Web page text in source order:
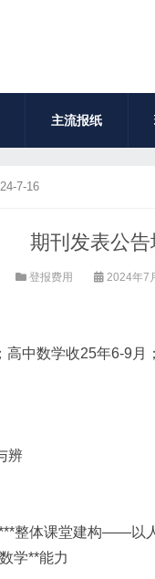
主流报纸
7-16
期刊发表公
登报费用 2024年7
高中数学收25年6-9月
辨
整体课堂建构——以
学**能力